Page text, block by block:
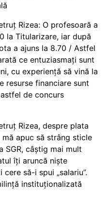
Rizea: O profesoară a
la Titularizare, iar după
a ajuns la 8.70 / Astfel
ce entuziasmați sunt
cu experiență să vină la
resurse financiare sunt
de concurs
Rizea, despre plata
apuc să strâng sticle
SGR, câștig mai mult
îți aruncă niște
să-i spui „salariu”.
instituționalizată